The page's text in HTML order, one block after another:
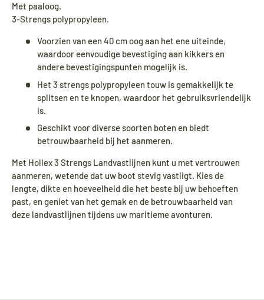
Met paaloog.
3-Strengs polypropyleen.
Voorzien van een 40 cm oog aan het ene uiteinde,
waardoor eenvoudige bevestiging aan kikkers en
andere bevestigingspunten mogelijk is.
Het 3 strengs polypropyleen touw is gemakkelijk te
splitsen en te knopen, waardoor het gebruiksvriendelijk
is.
Geschikt voor diverse soorten boten en biedt
betrouwbaarheid bij het aanmeren.
Met Hollex 3 Strengs Landvastlijnen kunt u met vertrouwen
aanmeren, wetende dat uw boot stevig vastligt. Kies de
lengte, dikte en hoeveelheid die het beste bij uw behoeften
past, en geniet van het gemak en de betrouwbaarheid van
deze landvastlijnen tijdens uw maritieme avonturen.